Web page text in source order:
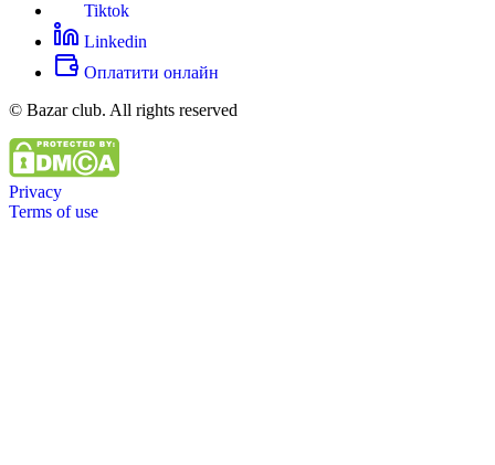
Tiktok
Linkedin
Оплатити онлайн
© Bazar club. All rights reserved
Privacy
Terms of use